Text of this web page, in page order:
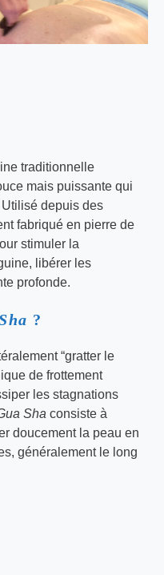
traditionnelle
mais puissante qui
depuis des
fabriqué en pierre de
stimuler la
libérer les
profonde.
?
“gratter le
de frottement
les stagnations
Sha consiste à
doucement la peau en
généralement le long